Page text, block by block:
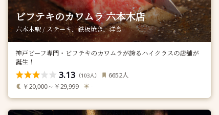
ビフテキのカワムラ 六本木店
六本木駅 / ステーキ、鉄板焼き、洋食
神戸ビーフ専門・ビフテキのカワムラが誇るハイクラスの店舗が
誕生！
3.13 （103人） 6652人
￥20,000～￥29,999 -